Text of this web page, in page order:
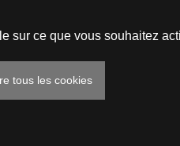
sur ce que vous souhaitez
tous les cookies